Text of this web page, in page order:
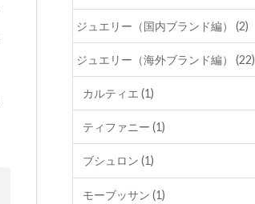
ジュエリー（国内ブランド編） (2)
ジュエリー（海外ブランド編） (22)
カルティエ (1)
ティファニー (1)
ブシュロン (1)
モーブッサン (1)